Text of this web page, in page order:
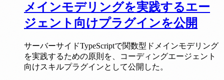
メインモデリングを実践するエー
ジェント向けプラグインを公開
サーバーサイドTypeScriptで関数型ドメインモデリング
を実践するための原則を、コーディングエージェント
向けスキルプラグインとして公開した。